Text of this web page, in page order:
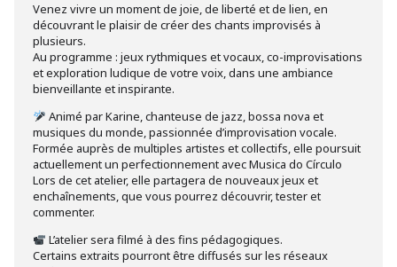
Venez vivre un moment de joie, de liberté et de lien, en
découvrant le plaisir de créer des chants improvisés à
plusieurs.
Au programme : jeux rythmiques et vocaux, co-improvisations
et exploration ludique de votre voix, dans une ambiance
bienveillante et inspirante.
Animé par Karine, chanteuse de jazz, bossa nova et
musiques du monde, passionnée d’improvisation vocale.
Formée auprès de multiples artistes et collectifs, elle poursuit
actuellement un perfectionnement avec Musica do Círculo
Lors de cet atelier, elle partagera de nouveaux jeux et
enchaînements, que vous pourrez découvrir, tester et
commenter.
L’atelier sera filmé à des fins pédagogiques.
Certains extraits pourront être diffusés sur les réseaux